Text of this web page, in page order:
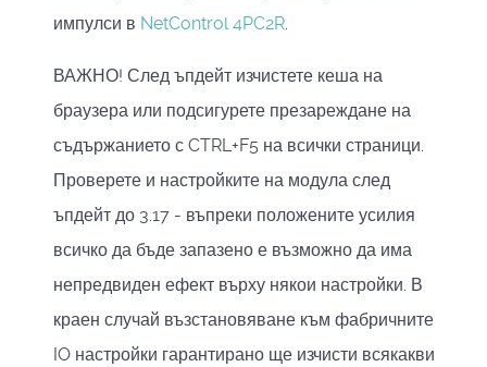
импулси в NetControl 4PC2R.
ВАЖНО! След ъпдейт изчистете кеша на
браузера или подсигурете презареждане на
съдържанието с CTRL+F5 на всички страници.
Проверете и настройките на модула след
ъпдейт до 3.17 - въпреки положените усилия
всичко да бъде запазено е възможно да има
непредвиден ефект върху някои настройки. В
краен случай възстановяване към фабричните
IO настройки гарантирано ще изчисти всякакви